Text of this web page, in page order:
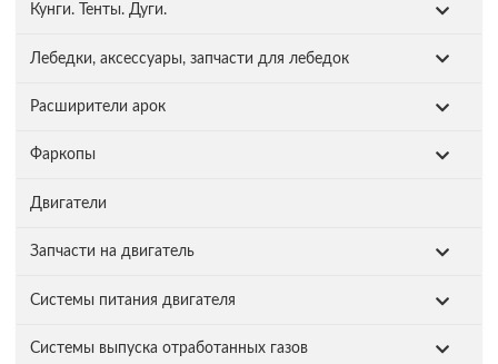
Кунги. Тенты. Дуги.
Лебедки, аксессуары, запчасти для лебедок
Расширители арок
Фаркопы
Двигатели
Запчасти на двигатель
Системы питания двигателя
Системы выпуска отработанных газов